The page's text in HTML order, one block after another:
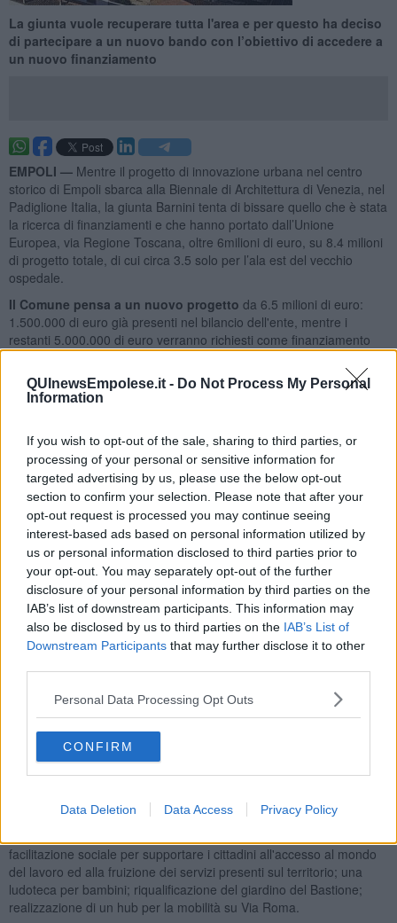
QUInewsEmpolese.it - Do Not Process My Personal
Information
If you wish to opt-out of the sale, sharing to third parties, or
processing of your personal or sensitive information for
targeted advertising by us, please use the below opt-out
section to confirm your selection. Please note that after your
opt-out request is processed you may continue seeing
interest-based ads based on personal information utilized by
us or personal information disclosed to third parties prior to
your opt-out. You may separately opt-out of the further
disclosure of your personal information by third parties on the
IAB’s list of downstream participants. This information may
also be disclosed by us to third parties on the IAB’s List of
Downstream Participants that may further disclose it to other
Personal Data Processing Opt Outs
CONFIRM
Data Deletion Data Access Privacy Policy
La giunta vuole recuperare tutta l'area e per questo ha deciso
di partecipare a un nuovo bando con l’obiettivo di accedere a
un nuovo finanziamento
EMPOLI — Mentre il progetto di innovazione urbana nel centro
storico di Empoli sbarca alla Biennale di Architettura di Venezia, nel
Padiglione Italia, la giunta Barnini tenta di bissare quello che è stata
la ricerca di finanziamenti e che hanno portato dall’Unione
Europea, via Regione Toscana, oltre 6milioni di euro, su 8.4 milioni
di progetto totale, di cui circa 3.5 solo per l’ala est del vecchio
ospedale.
Il Comune pensa a un nuovo progetto da 6.5 milioni di euro:
1.500.000 di euro già presenti nel bilancio dell'ente, mentre i
restanti 5.000.000 di euro verranno richiesti come finanziamento
ministeriale.
L’intenzione del sindaco Brenda Barnini è di ‘raddoppiare’, non solo
l’area che guarda a Piazza del Popolo, Via Ridolfi e Via Giovanni da
Empoli e che ha ospitato fino a pochi mesi fa l’università, ma anche
i restanti edifici che guardano la parte est e Via Roma.
"Ora più che mai vogliamo fare di tutto per ricercare tutte le
possibili occasioni di finanziamento per lo sviluppo della nostra città
- ha detto il sindaco Brenda Barnini -. Completare la ristrutturazione
dell'ospedale vecchio portando ancora nuove funzioni nel centro
storico sarebbe davvero un sogno e questo bando del ministero si
presenta come una grande opportunità. Lavoriamo al massimo per
fare un progetto competitivo e speriamo che venga valutato
meritevole di finanziamento".
Un decreto della presidenza del consiglio dei ministri prevede
rigenerazione urbana, volti alla riduzione di fenomeni di
marginalizzazione e degrado sociale.
Fra gli obiettivi per questo secondo maxi stralcio della
rigenerazione del ‘San Giuseppe’ ci sono una nuova sede per il
per attività didattica singola e di gruppo, sale acustiche ed
auditorium (in pratica un nuovo e più grande spazio per il CAM);
facilitazione sociale per supportare i cittadini all'accesso al mondo
del lavoro ed alla fruizione dei servizi presenti sul territorio; una
ludoteca per bambini; riqualificazione del giardino del Bastione;
realizzazione di un hub per la mobilità su Via Roma.